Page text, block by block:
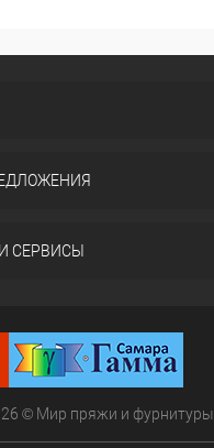
СЕРВИСЫ
© Мир пряжи и фурнитуры